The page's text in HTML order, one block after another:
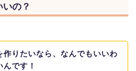
の？
作りたいなら、なんでもいいわ
です！